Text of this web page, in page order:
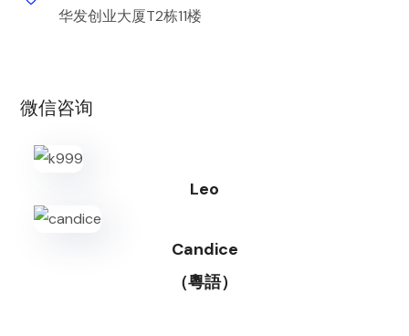
华发创业大厦T2栋11楼
微信咨询
Leo
Candice
（粵語）